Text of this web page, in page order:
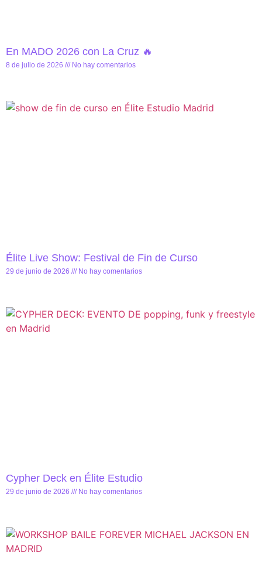
En MADO 2026 con La Cruz 🔥
8 de julio de 2026 No hay comentarios
Élite Live Show: Festival de Fin de Curso
29 de junio de 2026 No hay comentarios
Cypher Deck en Élite Estudio
29 de junio de 2026 No hay comentarios